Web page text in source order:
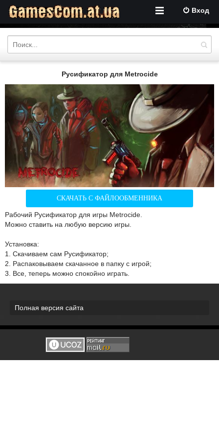
Вход
Русификатор для Metrocide
СКАЧАТЬ С ФАЙЛООБМЕННИКА
Рабочий Русификатор для игры Metrocide.
Можно ставить на любую версию игры.
Установка:
1. Скачиваем сам Русификатор;
2. Распаковываем скачанное в папку с игрой;
3. Все, теперь можно спокойно играть.
Полная версия сайта